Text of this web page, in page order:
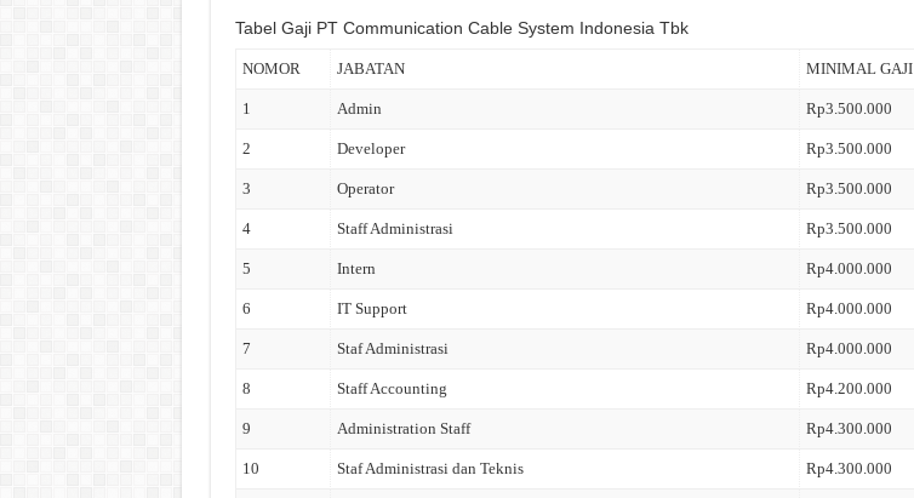
Tabel Gaji PT Communication Cable System Indonesia Tbk
NOMOR JABATAN MINIMAL GAJI
1 Admin Rp3.500.000
2 Developer Rp3.500.000
3 Operator Rp3.500.000
4 Staff Administrasi Rp3.500.000
5 Intern Rp4.000.000
6 IT Support Rp4.000.000
7 Staf Administrasi Rp4.000.000
8 Staff Accounting Rp4.200.000
9 Administration Staff Rp4.300.000
10 Staf Administrasi dan Teknis Rp4.300.000